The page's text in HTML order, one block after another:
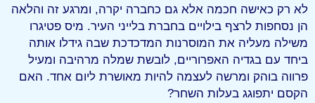
לא רק כאישה חכמה אלא גם כחברה יקרה, ומרגע זה והלאה
הן נסחפות לרצף בילויים בחברת בלייני העיר. מיס פטיגרו
משילה מעליה את המוסרנות המדכדכת שבה גידלו אותה
ביחד עם בגדיה האפרוריים, לובשת שמלה מרהיבה ומעיל
פרווה בוהק ומרשה לעצמה להיות מאושרת ליום אחד. האם
הקסם יתפוגג בעלות השחר?